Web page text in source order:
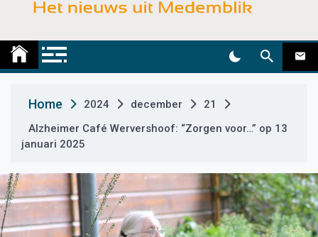
e
t
Medemblik Actueel
Home 2024 december
21
Alzheimer Café Wervershoof: “Zorgen voor…” op 13
januari 2025